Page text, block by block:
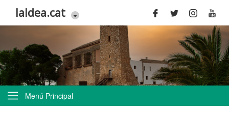
laldea.cat
Menú Principal